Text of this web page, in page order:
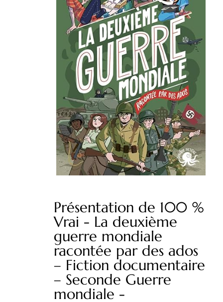
Présentation de 100 %
Vrai - La deuxième
guerre mondiale
racontée par des ados
– Fiction documentaire
– Seconde Guerre
mondiale -